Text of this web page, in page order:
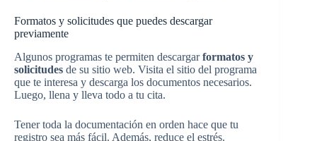
Formatos y solicitudes que puedes descargar
previamente
Algunos programas te permiten descargarformatos y
solicitudes de su sitio web. Visita el sitio del programa
que te interesa y descarga los documentos necesarios.
Luego, llena y lleva todo a tu cita.
Tener toda la documentación en orden hace que tu
registro sea más fácil. Además, reduce el estrés.